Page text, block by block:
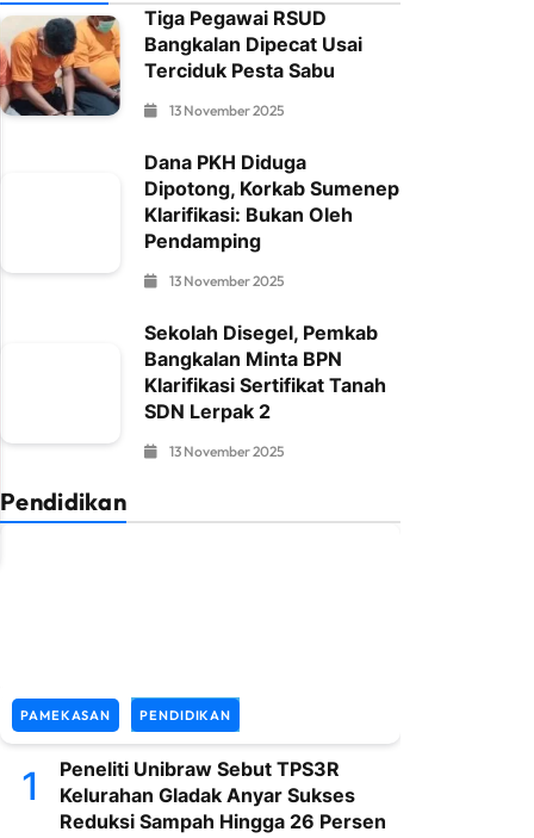
Tiga Pegawai RSUD
Bangkalan Dipecat Usai
Terciduk Pesta Sabu
13 November 2025
Dana PKH Diduga
Dipotong, Korkab Sumenep
Klarifikasi: Bukan Oleh
Pendamping
13 November 2025
Sekolah Disegel, Pemkab
Bangkalan Minta BPN
Klarifikasi Sertifikat Tanah
SDN Lerpak 2
13 November 2025
Pendidikan
PAMEKASAN PENDIDIKAN
1
Peneliti Unibraw Sebut TPS3R
Kelurahan Gladak Anyar Sukses
Reduksi Sampah Hingga 26 Persen